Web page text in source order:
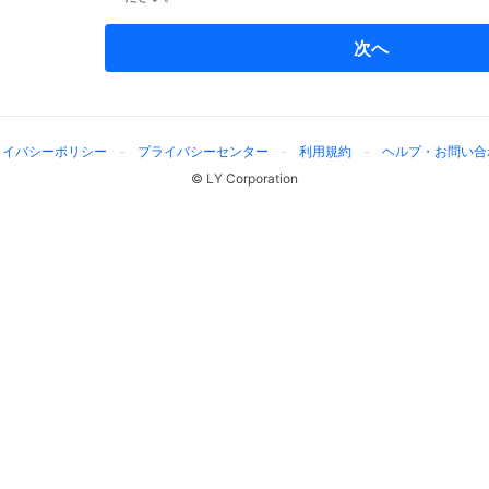
次へ
バシーポリシー プライバシーセンター 利用規約
ヘルプ・お問い
© LY Corporation